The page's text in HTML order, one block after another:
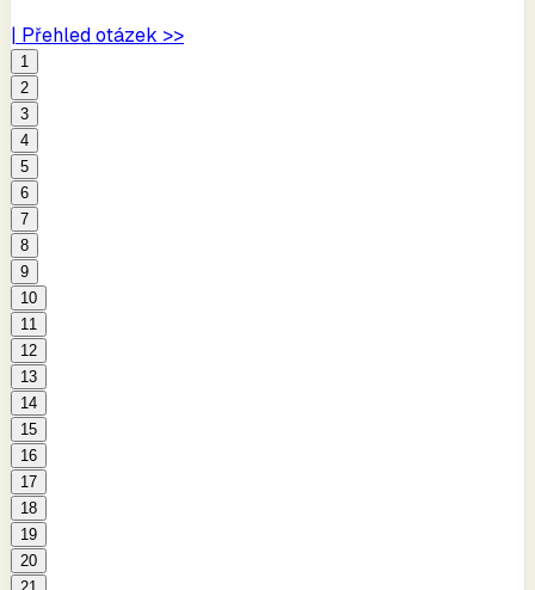
| Přehled otázek >>
1
2
3
4
5
6
7
8
9
10
11
12
13
14
15
16
17
18
19
20